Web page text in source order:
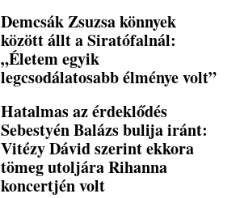
Demcsák Zsuzsa könnyek
között állt a Siratófalnál:
„Életem egyik
legcsodálatosabb élménye volt”
Hatalmas az érdeklődés
Sebestyén Balázs bulija iránt:
Vitézy Dávid szerint ekkora
tömeg utoljára Rihanna
koncertjén volt